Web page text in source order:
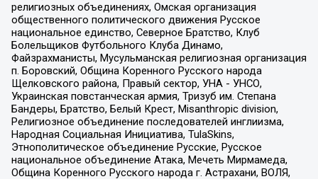
религиозных объединениях, Омская организация
общественного политического движения Русское
национальное единство, Северное Братство, Клуб
Болельщиков Футбольного Клуба Динамо,
Файзрахманисты, Мусульманская религиозная организация
п. Боровский, Община Коренного Русского народа
Щелковского района, Правый сектор, УНА - УНСО,
Украинская повстанческая армия, Тризуб им. Степана
Бандеры, Братство, Белый Крест, Misanthropic division,
Религиозное объединение последователей инглиизма,
Народная Социальная Инициатива, TulaSkins,
Этнополитическое объединение Русские, Русское
национальное объединение Атака, Мечеть Мирмамеда,
Община Коренного Русского народа г. Астрахани, ВОЛЯ,